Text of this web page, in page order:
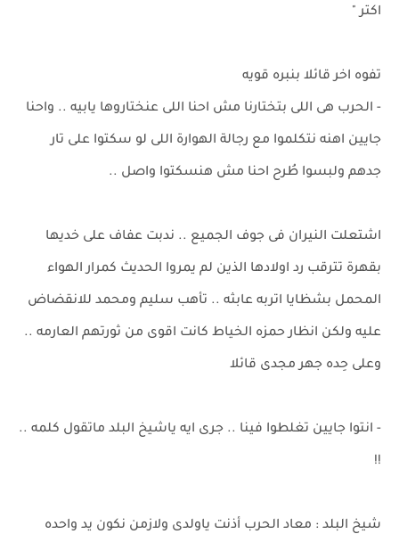
اكتر "
تفوه اخر قائلا بنبره قويه
- الحرب هى اللى بتختارنا مش احنا اللى عنختاروها يابيه .. واحنا
جايين اهنه نتكلموا مع رجالة الهوارة اللى لو سكتوا على تار
جدهم ولبسوا طُرح احنا مش هنسكتوا واصل ..
اشتعلت النيران فى جوف الجميع .. ندبت عفاف على خديها
بقهرة تترقب رد اولادها الذين لم يمروا الحديث كمرار الهواء
المحمل بشظايا اتربه عابثه .. تأهب سليم ومحمد للانقضاض
عليه ولكن انظار حمزه الخياط كانت اقوى من ثورتهم العارمه ..
وعلى حِده جهر مجدى قائلا
- انتوا جايين تغلطوا فينا .. جرى ايه ياشيخ البلد ماتقول كلمه ..
!!
شيخ البلد : معاد الحرب أذنت ياولدى ولازمن نكون يد واحده